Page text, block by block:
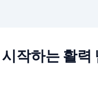
작하는 활력